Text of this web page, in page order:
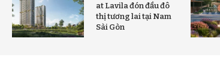
at Lavila đón đầu đô
thị tương lai tại Nam
Sài Gòn